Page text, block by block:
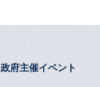
政府主催イベント